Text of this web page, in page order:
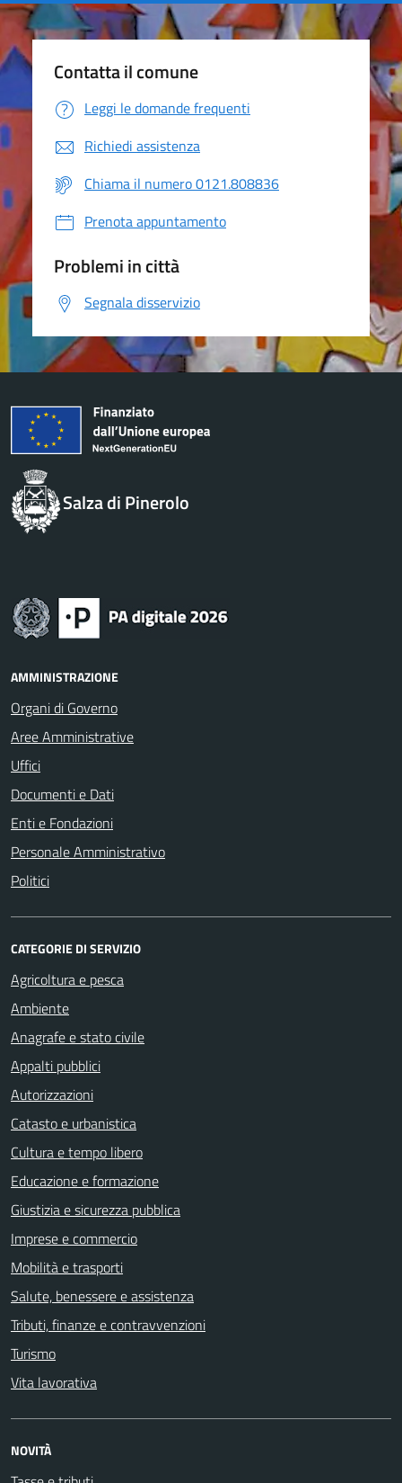
Contatta il comune
Leggi le domande frequenti
Richiedi assistenza
Chiama il numero 0121.808836
Prenota appuntamento
Problemi in città
Segnala disservizio
Salza di Pinerolo
AMMINISTRAZIONE
Organi di Governo
Aree Amministrative
Uffici
Documenti e Dati
Enti e Fondazioni
Personale Amministrativo
Politici
CATEGORIE DI SERVIZIO
Agricoltura e pesca
Ambiente
Anagrafe e stato civile
Appalti pubblici
Autorizzazioni
Catasto e urbanistica
Cultura e tempo libero
Educazione e formazione
Giustizia e sicurezza pubblica
Imprese e commercio
Mobilità e trasporti
Salute, benessere e assistenza
Tributi, finanze e contravvenzioni
Turismo
Vita lavorativa
NOVITÀ